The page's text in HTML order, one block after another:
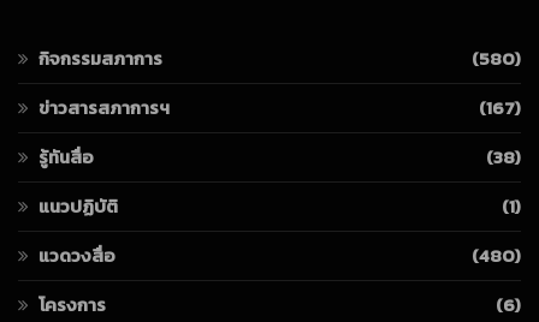
กิจกรรมสภาการ
(580)
ข่าวสารสภาการฯ
(167)
รู้ทันสื่อ
(38)
แนวปฏิบัติ
(1)
แวดวงสื่อ
(480)
โครงการ
(6)